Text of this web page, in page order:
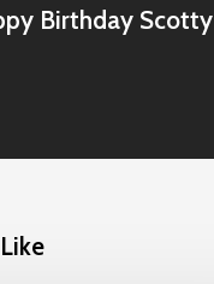
Birthday Scotty